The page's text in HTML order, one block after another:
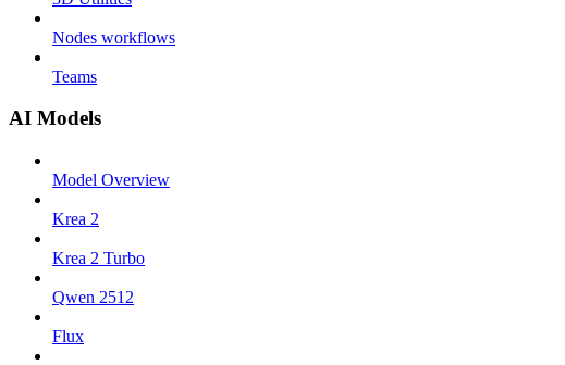
Nodes workflows
Teams
AI Models
Model Overview
Krea 2
Krea 2 Turbo
Qwen 2512
Flux